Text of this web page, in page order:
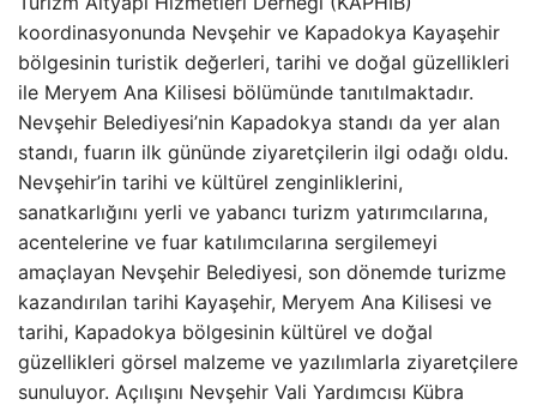
koordinasyonunda Nevşehir ve Kapadokya Kayaşehir
bölgesinin turistik değerleri, tarihi ve doğal güzellikleri
ile Meryem Ana Kilisesi bölümünde tanıtılmaktadır.
Nevşehir Belediyesi’nin Kapadokya standı da yer alan
standı, fuarın ilk gününde ziyaretçilerin ilgi odağı oldu.
Nevşehir’in tarihi ve kültürel zenginliklerini,
sanatkarlığını yerli ve yabancı turizm yatırımcılarına,
acentelerine ve fuar katılımcılarına sergilemeyi
amaçlayan Nevşehir Belediyesi, son dönemde turizme
kazandırılan tarihi Kayaşehir, Meryem Ana Kilisesi ve
tarihi, Kapadokya bölgesinin kültürel ve doğal
güzellikleri görsel malzeme ve yazılımlarla ziyaretçilere
sunuluyor. Açılışını Nevşehir Vali Yardımcısı Kübra